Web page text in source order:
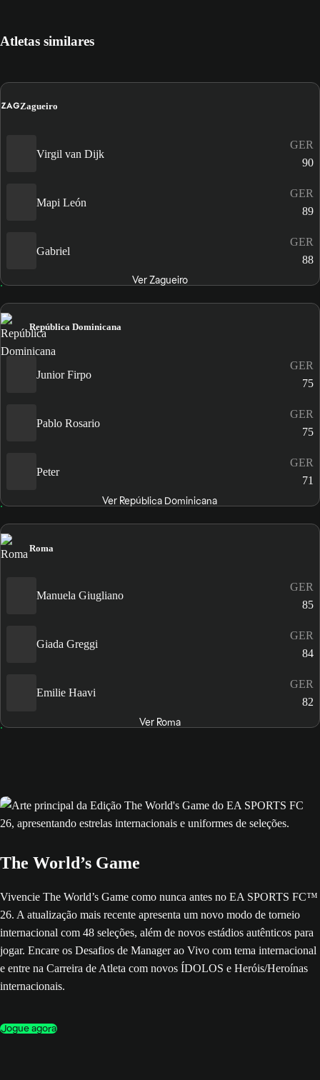
Atletas similares
ZAGZagueiro
Virgil van Dijk
GER
90
Mapi León
GER
89
Gabriel
GER
88
Ver Zagueiro
República Dominicana
Junior Firpo
GER
75
Pablo Rosario
GER
75
Peter
GER
71
Ver República Dominicana
Roma
Manuela Giugliano
GER
85
Giada Greggi
GER
84
Emilie Haavi
GER
82
Ver Roma
The World’s Game
Vivencie The World’s Game como nunca antes no EA SPORTS FC™
26. A atualização mais recente apresenta um novo modo de torneio
internacional com 48 seleções, além de novos estádios autênticos para
jogar. Encare os Desafios de Manager ao Vivo com tema internacional
e entre na Carreira de Atleta com novos ÍDOLOS e Heróis/Heroínas
internacionais.
Jogue agora